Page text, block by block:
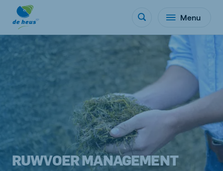
Menu
RUWVOER MANAGEMENT